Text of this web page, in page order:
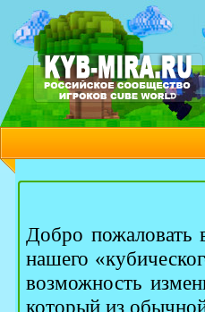
Добро пожаловать
нашего
возможность
который из